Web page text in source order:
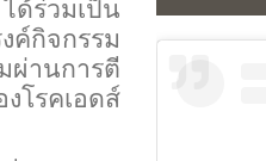
ได้ร่วมเป็น
ค์กิจกรรม
ผ่านการตี
โรคเอดส์